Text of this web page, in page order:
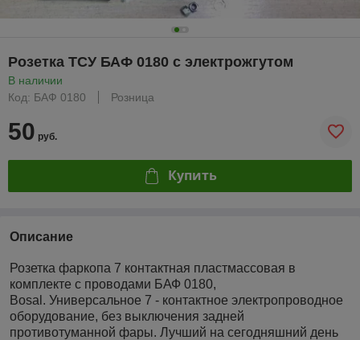
Розетка ТСУ БАФ 0180 с электрожгутом
В наличии
Код: БАФ 0180
Розница
50 руб.
Купить
Описание
Розетка фаркопа 7 контактная пластмассовая в
комплекте с проводами БАФ 0180,
Bosal. Универсальное 7 - контактное электропроводное
оборудование, без выключения задней
противотуманной фары. Лучший на сегодняшний день